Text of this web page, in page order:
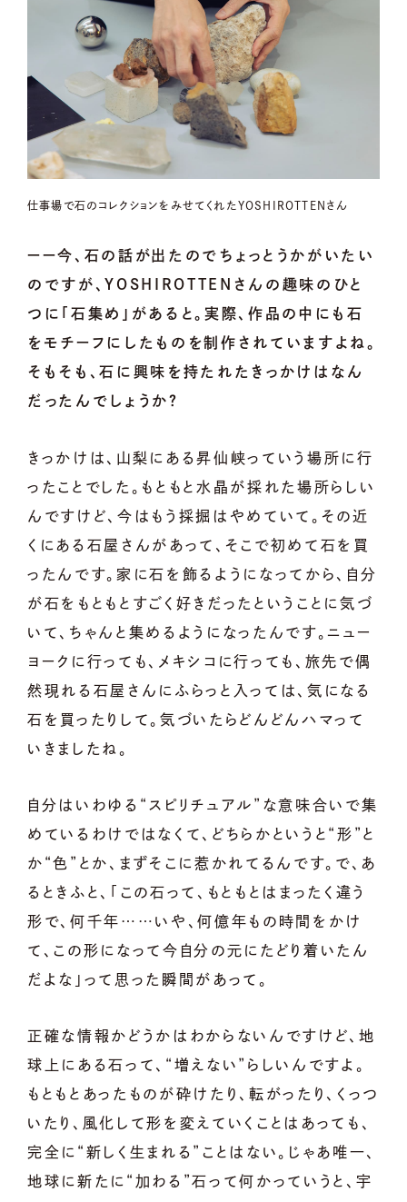
仕事場で石のコレクションをみせてくれたYOSHIROTTENさん
ーー今、石の話が出たのでちょっとうかがいたい
のですが、YOSHIROTTENさんの趣味のひと
つに「石集め」があると。実際、作品の中にも石
をモチーフにしたものを制作されていますよね。
そもそも、石に興味を持たれたきっかけはなん
だったんでしょうか？
きっかけは、山梨にある昇仙峡っていう場所に行
ったことでした。もともと水晶が採れた場所らしい
んですけど、今はもう採掘はやめていて。その近
くにある石屋さんがあって、そこで初めて石を買
ったんです。家に石を飾るようになってから、自分
が石をもともとすごく好きだったということに気づ
いて、ちゃんと集めるようになったんです。ニュー
ヨークに行っても、メキシコに行っても、旅先で偶
然現れる石屋さんにふらっと入っては、気になる
石を買ったりして。気づいたらどんどんハマって
いきましたね。
自分はいわゆる“スピリチュアル”な意味合いで集
めているわけではなくて、どちらかというと“形”と
か“色”とか、まずそこに惹かれてるんです。で、あ
るときふと、「この石って、もともとはまったく違う
形で、何千年……いや、何億年もの時間をかけ
て、この形になって今自分の元にたどり着いたん
だよな」って思った瞬間があって。
正確な情報かどうかはわからないんですけど、地
球上にある石って、“増えない”らしいんですよ。
もともとあったものが砕けたり、転がったり、くっつ
いたり、風化して形を変えていくことはあっても、
完全に“新しく生まれる”ことはない。じゃあ唯一、
地球に新たに“加わる”石って何かっていうと、宇